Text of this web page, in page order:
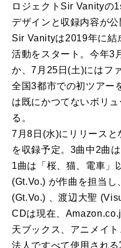
ロジェクトSir Vanityの
デザインと収録内容が公
Sir Vanityは2019年に結
活動をスタート。今年3
か、7月25日(土)にはフ
全国3都市での初ツアー
は既にかつてないボリ
る。
7月8日(水)にリリースと
を収録予定。3曲中2曲
1曲は「桜、猫、電車」
(Gt.Vo.) が作曲を担当し
(Gt.Vo.) 、渡辺大聖
CDは現在、
天ブックス、アニメイ
法人ですべて使用され